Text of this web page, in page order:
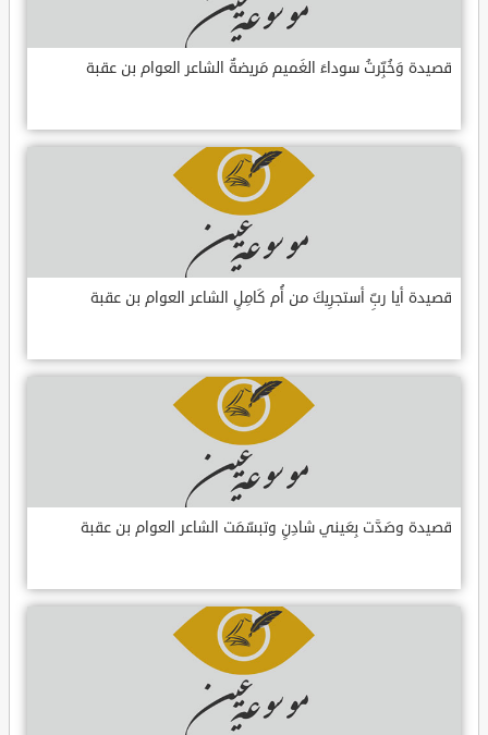
قصيدة وَخُبِّرتُ سوداءَ الغَميم مَريضةٌ الشاعر العوام بن عقبة
قصيدة أيا ربِّ أستجرِيكَ من أُم كَامِلٍ الشاعر العوام بن عقبة
قصيدة وصَدَّت بِعَيني شادِنٍ وتبسّمَت الشاعر العوام بن عقبة